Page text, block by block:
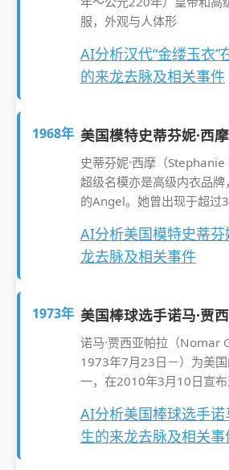
服，外观与人体形
AI分析汉代“金缕玉衣”
的来龙去脉及相关事件
1968年 美国模特史蒂芬妮·西
史蒂芬妮·西摩（
超级名模亦是高级内衣品
的Angel。她曾出现于超过
AI分析美国模特史蒂芬
龙去脉及相关事件
1973年 美国棒球选手诺马·贾
诺马·贾西亚帕拉（Nomar
1973年7月23日－）为美
一，在2010年3月10日宣布
AI分析美国棒球选手诺
生的来龙去脉及相关事